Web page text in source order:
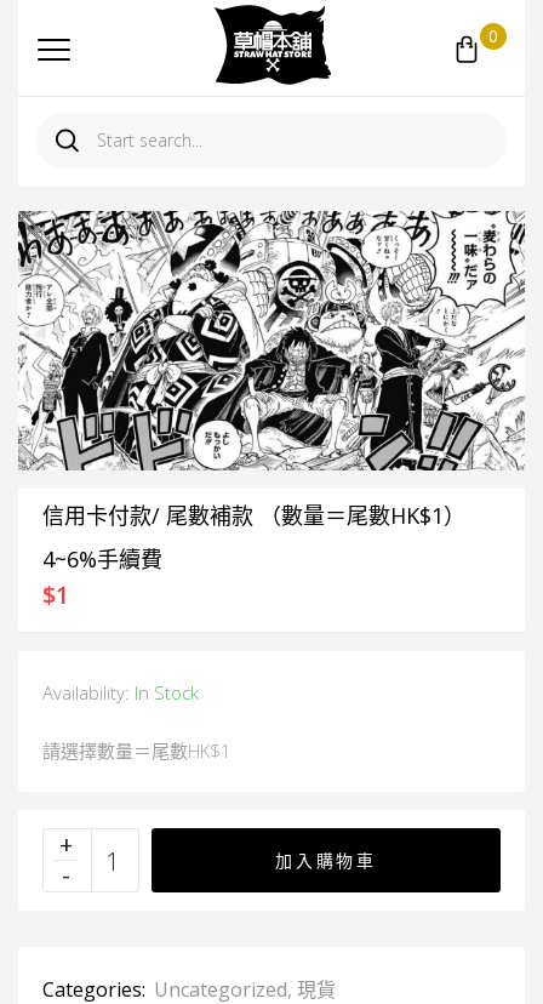
0
信用卡付款/ 尾數補款 （數量＝尾數HK$1）
4~6%手續費
$1
Availability: In Stock
請選擇數量＝尾數HK$1
加入購物車
Categories: Uncategorized, 現貨